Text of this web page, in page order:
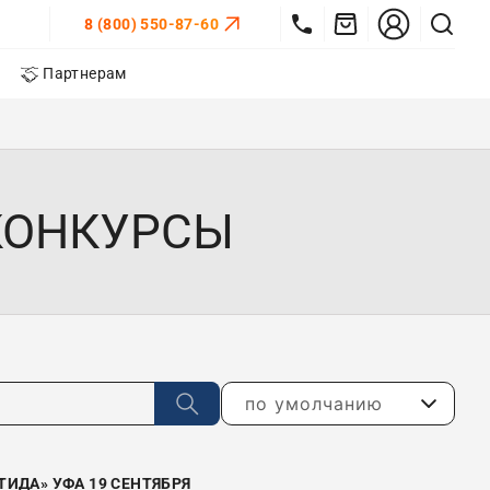
8 (800) 550-87-60
Партнерам
по умолчанию
УФА 19 СЕНТЯБРЯ